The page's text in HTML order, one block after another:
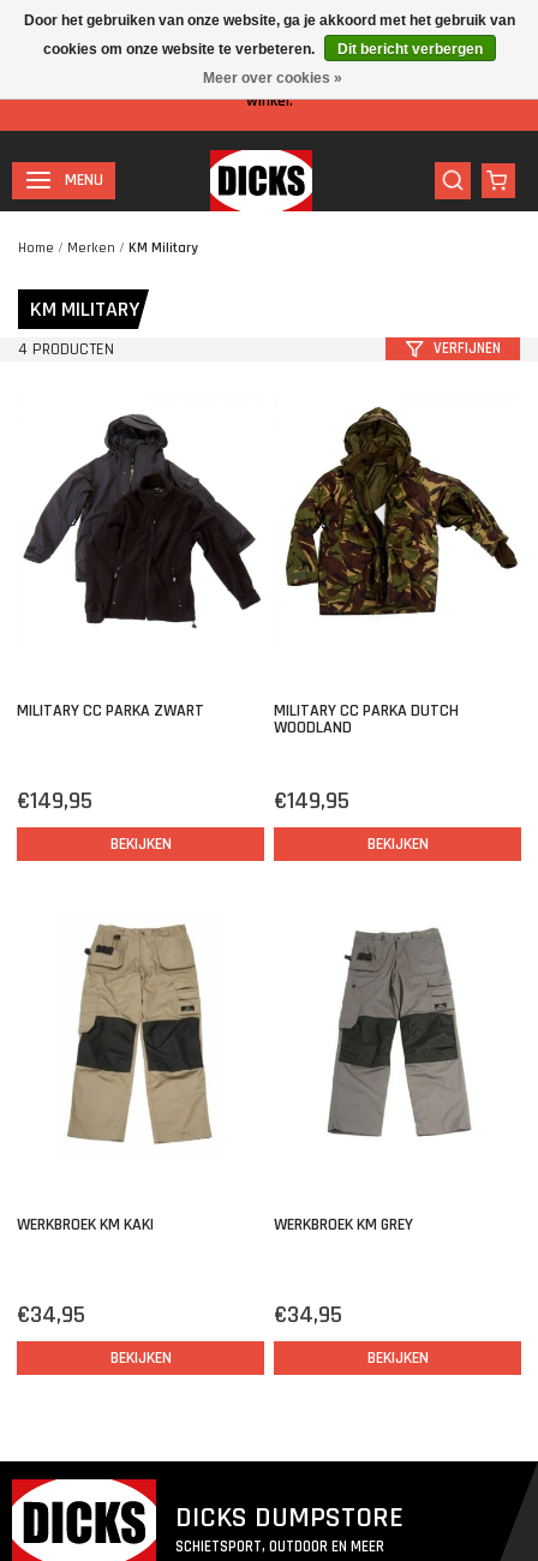
Let op: I.v.m. de zomervakantie is er minder personeel aanwezig in de
winkel.
MENU
Home / Merken / KM Military
KM MILITARY
4 PRODUCTEN VERFIJNEN
MILITARY CC PARKA ZWART
€149,95
BEKIJKEN
MILITARY CC PARKA DUTCH
WOODLAND
€149,95
BEKIJKEN
WERKBROEK KM KAKI
€34,95
BEKIJKEN
WERKBROEK KM GREY
€34,95
BEKIJKEN
DICKS DUMPSTORE
SCHIETSPORT, OUTDOOR EN MEER
Door het gebruiken van onze website, ga je akkoord met het gebruik van
cookies om onze website te verbeteren.
Dit bericht verbergen
Meer over cookies »